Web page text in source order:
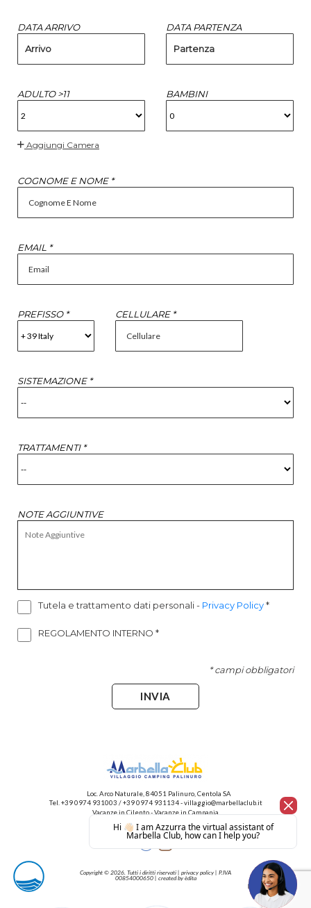
DATA ARRIVO
Arrivo
DATA PARTENZA
Partenza
ADULTO >11 BAMBINI
Aggiungi Camera
COGNOME E NOME *
EMAIL *
PREFISSO * CELLULARE *
SISTEMAZIONE *
TRATTAMENTI *
NOTE AGGIUNTIVE
Tutela e trattamento dati personali- Privacy Policy*
REGOLAMENTO INTERNO *
* campi obbligatori
INVIA
Loc. Arco Naturale, 84051 Palinuro, Centola SA
Tel.+39 0974 931003 /+39 0974 931134-villaggio@marbellaclub.it
Vacanze in Cilento-Vacanze in Campania
Copyright © 2026. Tutti i diritti riservati | privacy policy | P.IVA
00854000650 | created by èdita